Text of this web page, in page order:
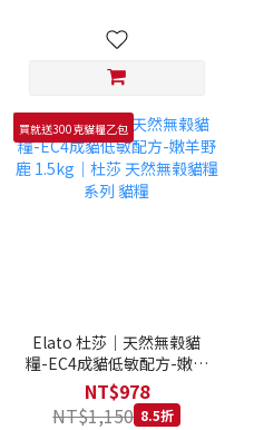
買就送300克貓糧乙包
Elato 杜莎｜天然無榖貓
糧-EC4成貓低敏配方-嫩羊
野鹿 1.5kg｜杜莎 天然無
榖貓糧系列 貓糧
NT$978
NT$1,150 8.5折